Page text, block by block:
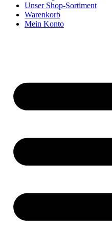
Unser Shop-Sortiment
Warenkorb
Mein Konto